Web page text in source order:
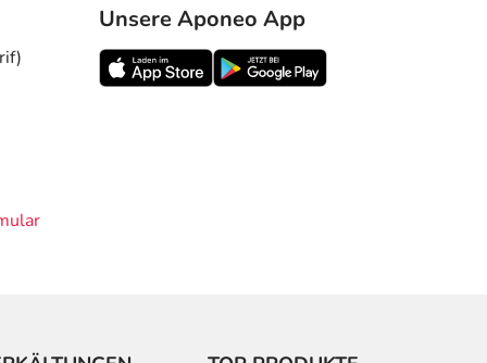
Unsere Aponeo App